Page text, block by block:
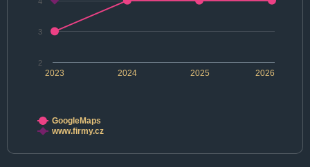
2024 2026
2023 2025
2
3
GoogleMaps
www.firmy.cz